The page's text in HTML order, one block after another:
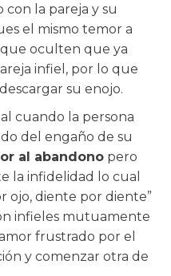
con la pareja y su
el mismo temor a
oculten que ya
infiel, por lo que
su enojo.
cuando la persona
del engaño de su
al abandono pero
la infidelidad lo cual
ojo, diente por diente”
infieles mutuamente
frustrado por el
y comenzar otra de